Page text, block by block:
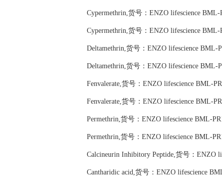
Cypermethrin,货号：ENZO lifescience BML-
Cypermethrin,货号：ENZO lifescience BML-
Deltamethrin,货号：ENZO lifescience BML-
Deltamethrin,货号：ENZO lifescience BML-
Fenvalerate,货号：ENZO lifescience BML-
Fenvalerate,货号：ENZO lifescience BML-
Permethrin,货号：ENZO lifescience BML-
Permethrin,货号：ENZO lifescience BML-
Calcineurin Inhibitory Peptide,货号：ENZO
Cantharidic acid,货号：ENZO lifescience